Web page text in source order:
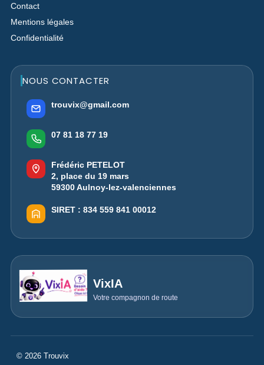
Contact
Mentions légales
Confidentialité
NOUS CONTACTER
trouvix@gmail.com
07 81 18 77 19
Frédéric PETELOT
2, place du 19 mars
59300 Aulnoy-lez-valenciennes
SIRET : 834 559 841 00012
VixIA
Votre compagnon de route
© 2026 Trouvix